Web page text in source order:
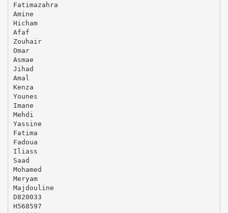
Fatimazahra
Amine
Hicham
Afaf
Zouhair
Omar
Asmae
Jihad
Amal
Kenza
Younes
Imane
Mehdi
Yassine
Fatima
Fadoua
Iliass
Saad
Mohamed
Meryam
Majdouline
D820033
H568597